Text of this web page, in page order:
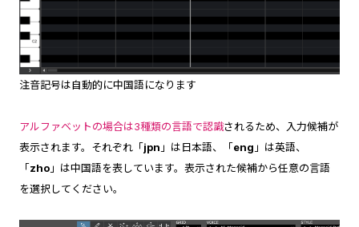
注音記号は自動的に中国語になります
アルファベットの場合は3種類の言語で認識されるため、入力候補が
表示されます。それぞれ「jpn 」は日本語、「eng 」は英語、
「zho」は中国語を表しています。表示された候補から任意の言語
を選択してください。